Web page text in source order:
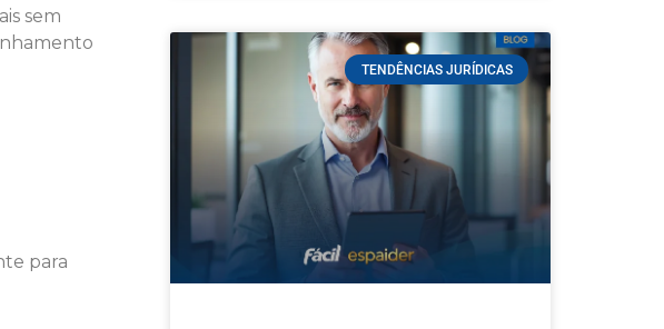
sem
para
TENDÊNCIAS JURÍDICAS